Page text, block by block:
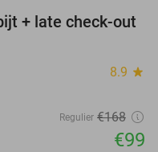
41%
+ late check-out
8.9 star
Regulier €168
€99